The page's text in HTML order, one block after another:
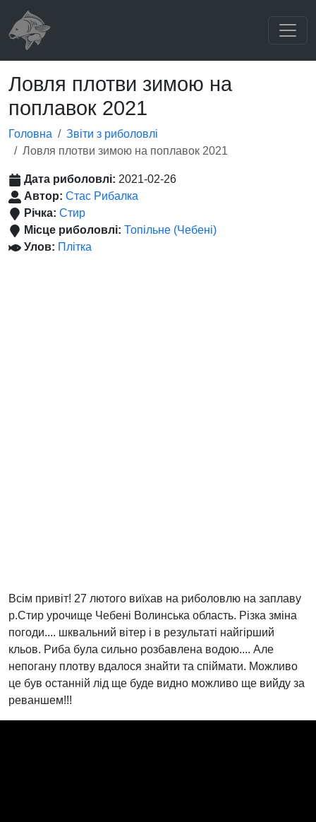
Ловля плотви зимою на
поплавок 2021
Головна
Звіти з риболовлі
Ловля плотви зимою на поплавок 2021
Дата риболовлі: 2021-02-26
Автор: Стас Рибалка
Річка: Стир
Місце риболовлі: Топільне (Чебені)
Улов: Плітка
Всім привіт! 27 лютого виїхав на риболовлю на заплаву
р.Стир урочище Чебені Волинська область. Різка зміна
погоди.... шквальний вітер і в результаті найгірший
кльов. Риба була сильно розбавлена водою.... Але
непогану плотву вдалося знайти та спіймати. Можливо
це був останній лід ще буде видно можливо ще вийду за
реваншем!!!